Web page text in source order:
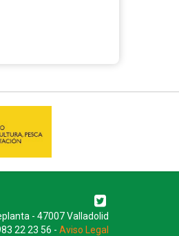
- 47007 Valladolid
22 23 56 - Aviso Legal